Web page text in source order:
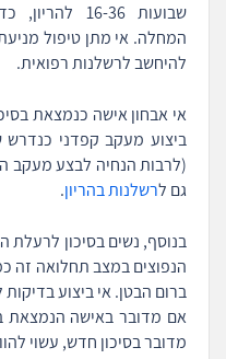
שבועות 16-
המחלה. אי מתן טיפול
להיחשב לרשלנות רפואית.
אי אבחון אישה כנמצאת
ביצוע מעקב קפדני
(לרבות הנחיה לבצע מעקב
גם לרשלנות בהריון.
בנוסף, נשים בסיכון לרעלת
הנפוצים במצב תחלואה זה
ברום הבטן. אי ביצוע בדיקות
אם מדובר באישה הנמצאת
מדובר בסיכון חדש, עשוי